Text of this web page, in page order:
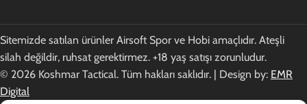
Sitemizde satılan ürünler Airsoft Spor ve Hobi amaçlıdır. Ateşli
silah değildir, ruhsat gerektirmez. +18 yaş satışı zorunludur.
© 2026 Koshmar Tactical. Tüm hakları saklıdır. | Design by: EMR
Digital